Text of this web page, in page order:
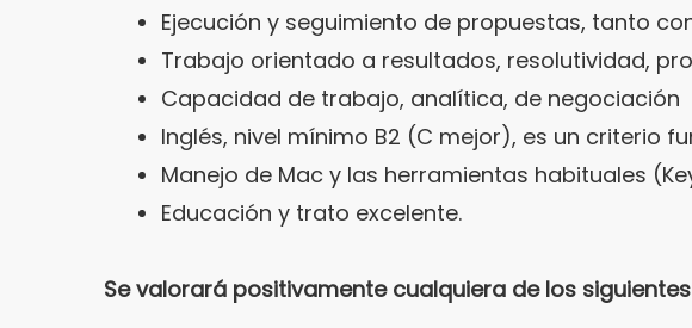
Ejecución y seguimiento de propuestas, tanto
Trabajo orientado a resultados, resolutividad,
Capacidad de trabajo, analítica, de negociación
Inglés, nivel mínimo B2 (C mejor), es un criterio
Manejo de Mac y las herramientas habituales
Educación y trato excelente.
Se valorará positivamente cualquiera de los